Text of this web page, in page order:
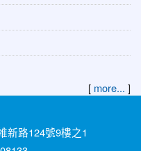
[ more... ]
新路124號9樓之1